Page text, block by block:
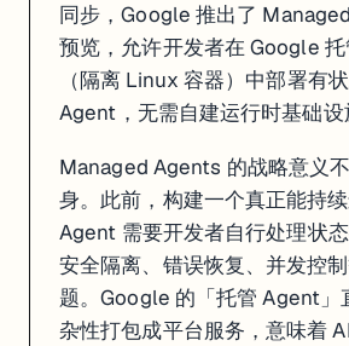
同步，Google 推出了
预览，允许开发者在 Google
（隔离 Linux 容器）中部署有
Agent，无需自建运行时基础设
Managed Agents 的战略意义
身。此前，构建一个真正能持
Agent 需要开发者自行处理状
安全隔离、错误恢复、并发控
题。Google 的「托管 Agent」
杂性打包成平台服务，意味着